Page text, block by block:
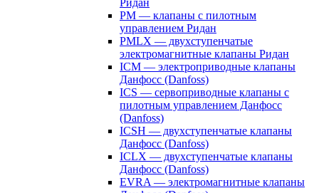
Ридан
PM — клапаны с пилотным
управлением Ридан
PMLX — двухступенчатые
электромагнитные клапаны Ридан
ICM — электроприводные клапаны
Данфосс (Danfoss)
ICS — сервоприводные клапаны с
пилотным управлением Данфосс
(Danfoss)
ICSH — двухступенчатые клапаны
Данфосс (Danfoss)
ICLX — двухступенчатые клапаны
Данфосс (Danfoss)
EVRA — электромагнитные клапаны